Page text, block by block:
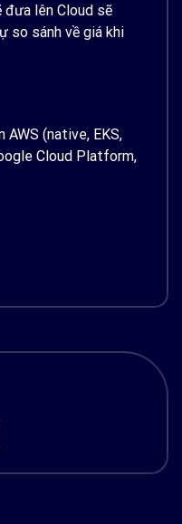
đưa lên Cloud sẽ
so sánh về giá khi
(native, EKS,
Cloud Platform,